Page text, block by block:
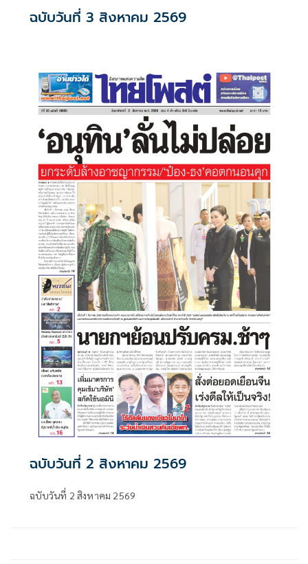
ฉบับวันที่ 3 สิงหาคม 2569
ฉบับวันที่ 2 สิงหาคม 2569
ฉบับวันที่ 2 สิงหาคม 2569